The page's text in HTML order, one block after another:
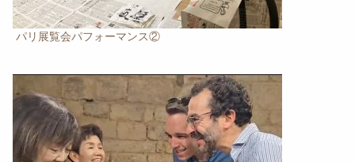
パリ展覧会パフォーマンス②